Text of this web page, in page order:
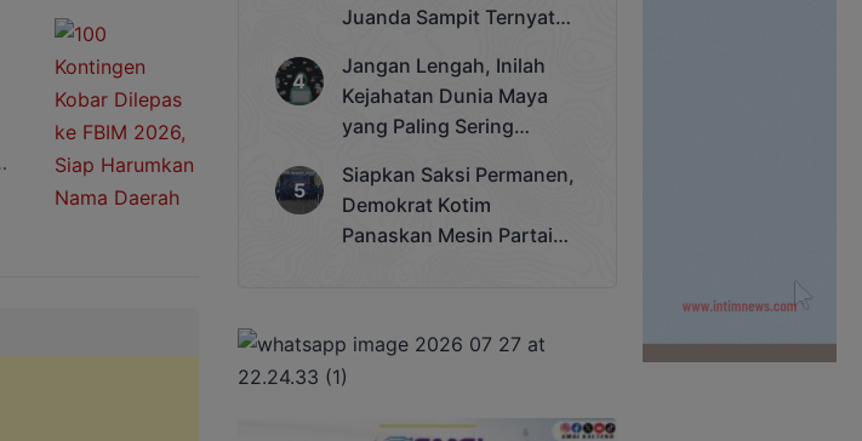
Juanda Sampit Ternyata
Jangan Lengah, Inilah
Kejahatan Dunia Maya
yang Paling Sering
Siapkan Saksi Permanen,
Demokrat Kotim
Panaskan Mesin Partai